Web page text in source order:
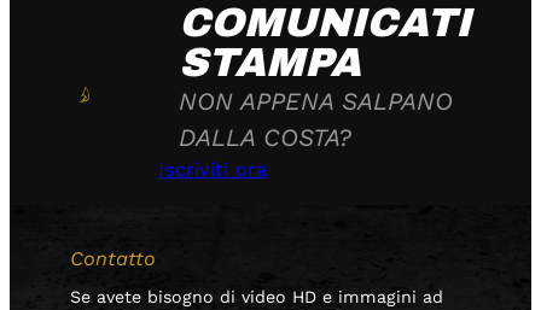
COMUNICATI
STAMPA
NON APPENA SALPANO
DALLA COSTA?
Iscriviti ora
Contatto
Se avete bisogno di video HD e immagini ad